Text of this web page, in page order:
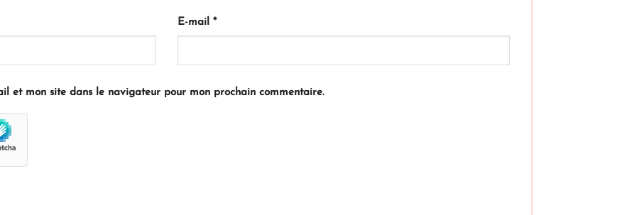
E-mail *
et mon site dans le navigateur pour mon prochain commentaire.